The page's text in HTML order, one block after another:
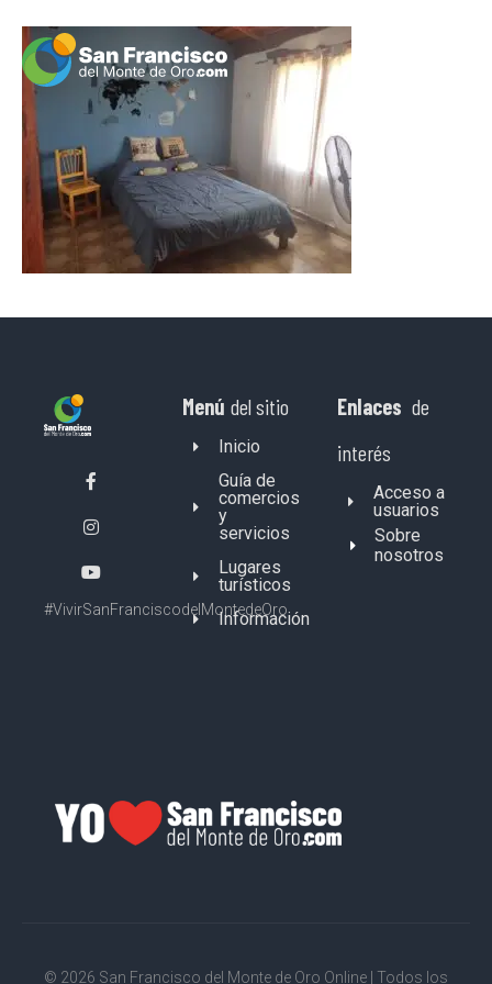
#VivirSanFranciscodelMontedeOro
Menú del sitio
Inicio
Guía de
comercios
y
servicios
Lugares
turísticos
Información
Enlaces de
interés
Acceso a
usuarios
Sobre
nosotros
© 2026 San Francisco del Monte de Oro Online | Todos los